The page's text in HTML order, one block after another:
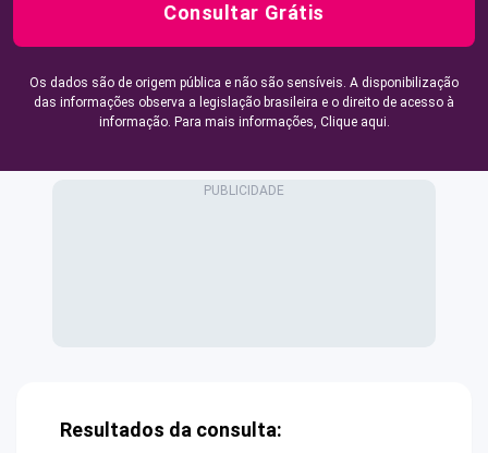
Consultar Grátis
Os dados são de origem pública e não são sensíveis. A disponibilização
das informações observa a legislação brasileira e o direito de acesso à
informação. Para mais informações, Clique aqui.
Resultados da consulta: